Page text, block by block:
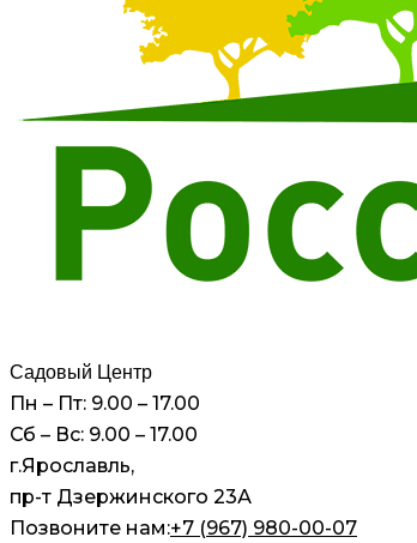
Садовый Центр
Пн – Пт: 9.00 – 17.00
Сб – Вс: 9.00 – 17.00
г.Ярославль,
пр-т Дзержинского 23А
Позвоните нам:+7 (967) 980-00-07